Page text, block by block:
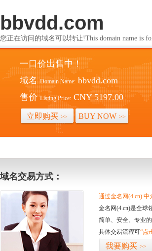
bbvdd.com
您正在访问的域名可以转让!This domain name is
一口价出售中！
域名 Domain Name: bbvdd.com
售价 Listing Price: CNY 5197.00
立即购买 >> BUY NOW >>
域名交易方式：
通过金名网(4.cn) 中
金名网(4.cn)是全球
简单、安全、专业
具体交易流程可“点
我要购买 >>